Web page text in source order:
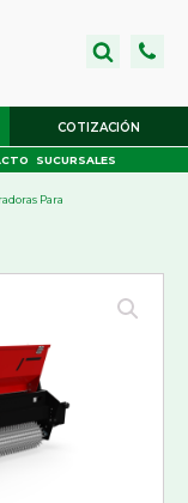
COTIZACIÓN
SUCURSALES
Para